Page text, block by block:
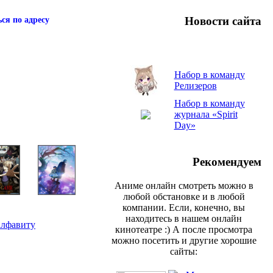
по адресу Новости сайта
Набор в команду
Релизеров
Набор в команду
журнала «Spirit
Day»
Рекомендуем
Аниме онлайн смотреть можно в
любой обстановке и в любой
компании. Если, конечно, вы
находитесь в нашем онлайн
кинотеатре :) А после просмотра
можно посетить и другие хорошие
сайты: